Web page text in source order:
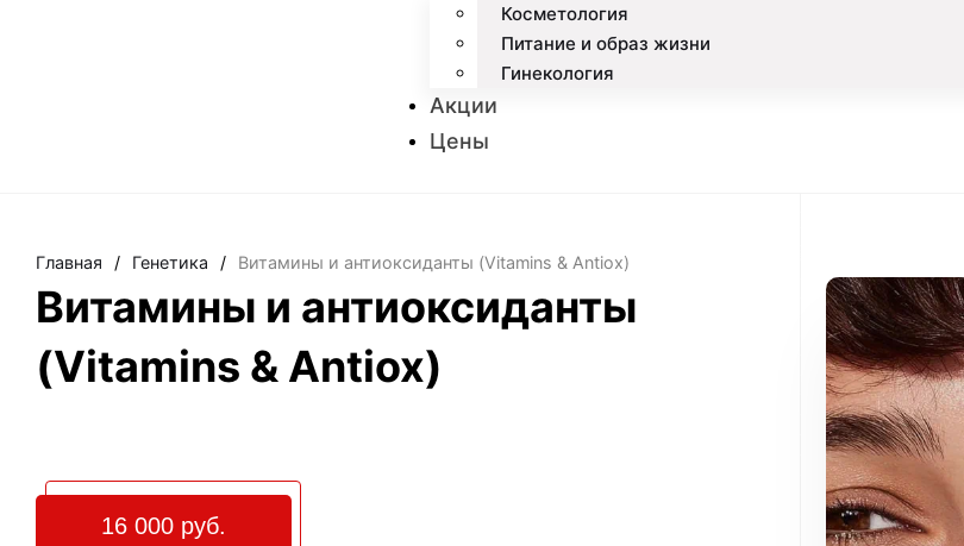
Косметология
Питание и образ жизни
Гинекология
Акции
Цены
Главная / Генетика / Витамины и антиоксиданты (Vitamins & Antiox)
Витамины и антиоксиданты
(Vitamins & Antiox)
16 000 руб.